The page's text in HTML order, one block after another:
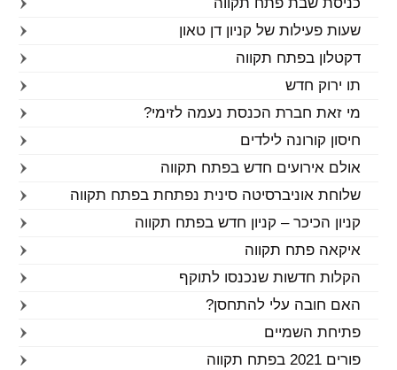
שעות פעילות של קניון דן טאון
דקטלון בפתח תקווה
תו ירוק חדש
מי זאת חברת הכנסת נעמה לזימי?
חיסון קורונה לילדים
אולם אירועים חדש בפתח תקווה
שלוחת אוניברסיטה סינית נפתחת בפתח תקווה
קניון הכיכר – קניון חדש בפתח תקווה
איקאה פתח תקווה
הקלות חדשות שנכנסו לתוקף
האם חובה עלי להתחסן?
פתיחת השמיים
פורים 2021 בפתח תקווה